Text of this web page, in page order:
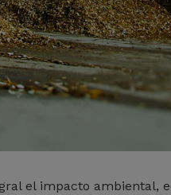
el impacto ambiental,